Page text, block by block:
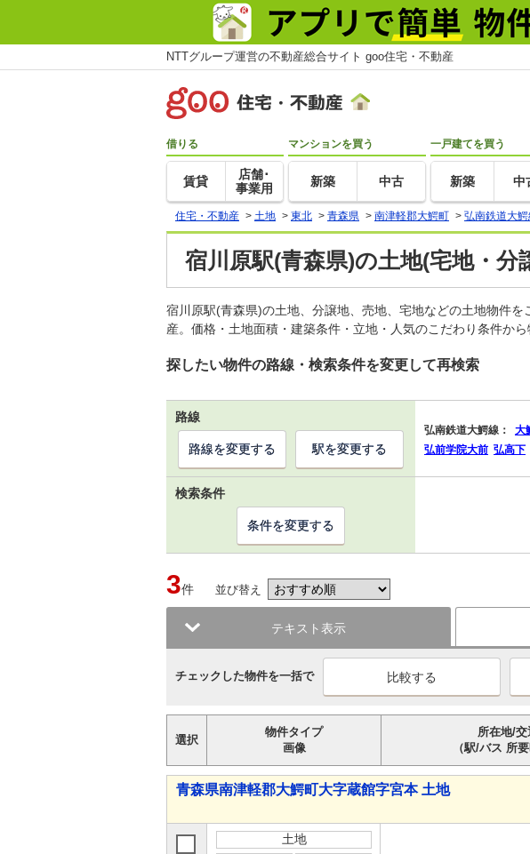
NTTグループ運営の不動産総合サイト goo住宅・不動産
借りる
賃貸
店舗･
事業用
マンションを買う
新築 中古
一戸建てを買う
新築 中
住宅・不動産 > 土地 > 東北 > 青森県 > 南津軽郡大鰐町 > 弘南鉄道大鰐
宿川原駅(青森県)の土地(宅地・分
宿川原駅(青森県)の土地、分譲地、売地、宅地などの土地物件
産。価格・土地面積・建築条件・立地・人気のこだわり条件か
探したい物件の路線・検索条件を変更して再検索
路線
弘南鉄道大鰐線： 大
弘前学院大前 弘高下
路線を変更する 駅を変更する
検索条件
条件を変更する
3件 並び替え
テキスト表示
チェックした物件を一括で
選択
物件タイプ
画像
所在地/交
（駅/バス 所要
青森県南津軽郡大鰐町大字蔵館字宮本 土地
土地